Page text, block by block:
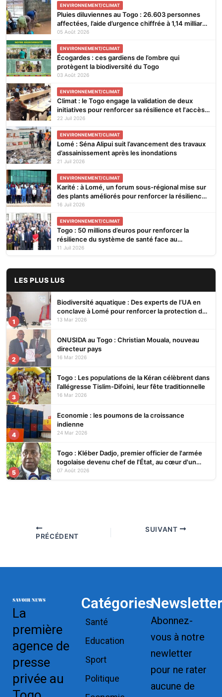
ENVIRONNEMENT/CLIMAT
Pluies diluviennes au Togo : 26.603 personnes
affectées, l’aide d’urgence chiffrée à 1,14 milliard
FCFA
05 Août 2026
ENVIRONNEMENT/CLIMAT
Écogardes : ces gardiens de l’ombre qui
protègent la biodiversité du Togo
03 Août 2026
ENVIRONNEMENT/CLIMAT
Climat : le Togo engage la validation de deux
initiatives pour renforcer sa résilience et l'accès
aux financements verts
22 Juil 2026
ENVIRONNEMENT/CLIMAT
Lomé : Séna Alipui suit l’avancement des travaux
d’assainissement après les inondations
21 Juil 2026
ENVIRONNEMENT/CLIMAT
Karité : à Lomé, un forum sous-régional mise sur
des plants améliorés pour renforcer la résilience
climatique
16 Juil 2026
ENVIRONNEMENT/CLIMAT
Togo : 50 millions d’euros pour renforcer la
résilience du système de santé face au
changement climatique
11 Juil 2026
LES PLUS LUS
1
Biodiversité aquatique : Des experts de l’UA en
conclave à Lomé pour renforcer la protection des
écosystèmes
13 Mar 2026
2
ONUSIDA au Togo : Christian Mouala, nouveau
directeur pays
16 Mar 2026
3
Togo : Les populations de la Kéran célèbrent dans
l’allégresse Tislim-Difoini, leur fête traditionnelle
16 Mar 2026
4
Economie : les poumons de la croissance
indienne
24 Mar 2026
5
Togo : Kléber Dadjo, premier officier de l'armée
togolaise devenu chef de l'État, au cœur d'un
ouvrage
07 Août 2026
PRÉCÉDENT
SUIVANT
La
première
agence de
presse
privée au
Catégories
Santé
Education
Sport
Politique
Newsletter
Abonnez-
vous à notre
newletter
pour ne rater
aucune de